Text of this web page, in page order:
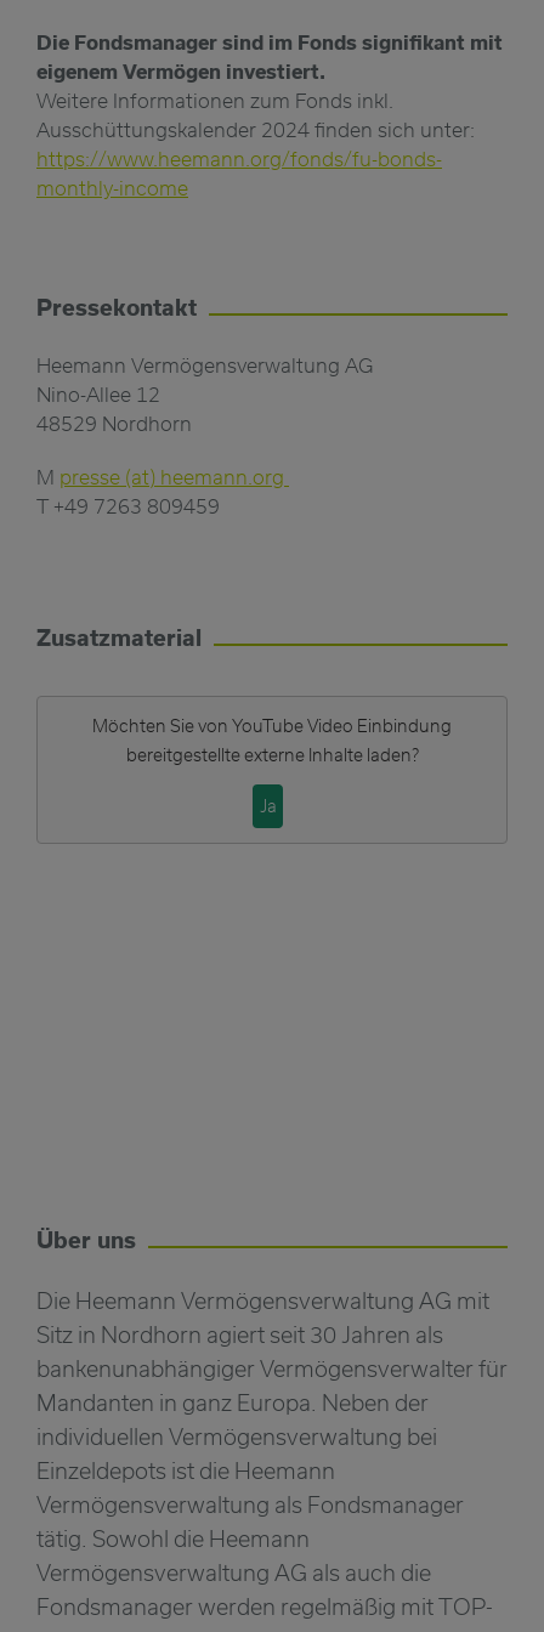
Die Fondsmanager sind im Fonds signifikant mit
eigenem Vermögen investiert.
Weitere Informationen zum Fonds inkl.
Ausschüttungskalender 2024 finden sich unter:
https://www.heemann.org/fonds/fu-bonds-
monthly-income
Pressekontakt
Heemann Vermögensverwaltung AG
Nino-Allee 12
48529 Nordhorn
M presse (at) heemann.org
T +49 7263 809459
Zusatzmaterial
Möchten Sie vonYouTube Video Einbindung
bereitgestellte externe Inhalte laden?
Ja
Über uns
Die Heemann Vermögensverwaltung AG mit
Sitz in Nordhorn agiert seit 30 Jahren als
bankenunabhängiger Vermögensverwalter für
Mandanten in ganz Europa. Neben der
individuellen Vermögensverwaltung bei
Einzeldepots ist die Heemann
Vermögensverwaltung als Fondsmanager
tätig. Sowohl die Heemann
Vermögensverwaltung AG als auch die
Fondsmanager werden regelmäßig mit TOP-